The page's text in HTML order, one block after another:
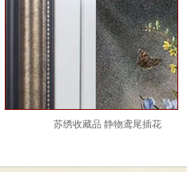
苏绣收藏品 静物鸢尾插花